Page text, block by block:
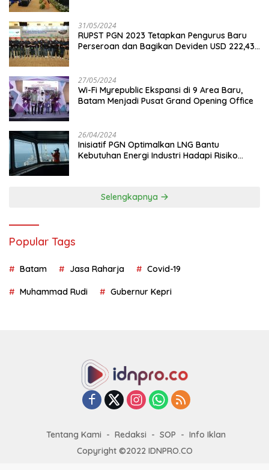
31/05/2024
RUPST PGN 2023 Tetapkan Pengurus Baru
Perseroan dan Bagikan Deviden USD 222,43
27/05/2024
Wi-Fi Myrepublic Ekspansi di 9 Area Baru,
Batam Menjadi Pusat Grand Opening Office
26/04/2024
Inisiatif PGN Optimalkan LNG Bantu
Kebutuhan Energi Industri Hadapi Risiko
Selengkapnya
Popular Tags
Batam Jasa Raharja Covid-19
Muhammad Rudi Gubernur Kepri
Tentang Kami Redaksi SOP
Info Iklan
Copyright ©2022 IDNPRO.CO